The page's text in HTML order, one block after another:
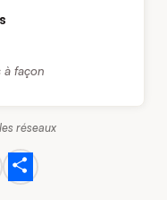
à façon
réseaux
Share